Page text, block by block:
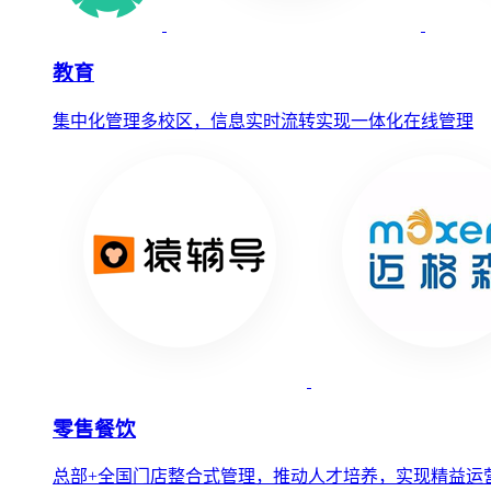
教育
集中化管理多校区，信息实时流转实现一体化在线管理
零售餐饮
总部+全国门店整合式管理，推动人才培养，实现精益运